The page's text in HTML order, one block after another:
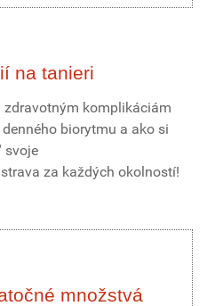
na tanieri
komplikáciám
biorytmu a ako si
svoje
za každých okolností!
množstvá